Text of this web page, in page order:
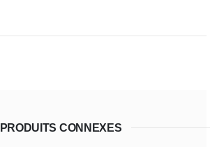
PRODUITS CONNEXES